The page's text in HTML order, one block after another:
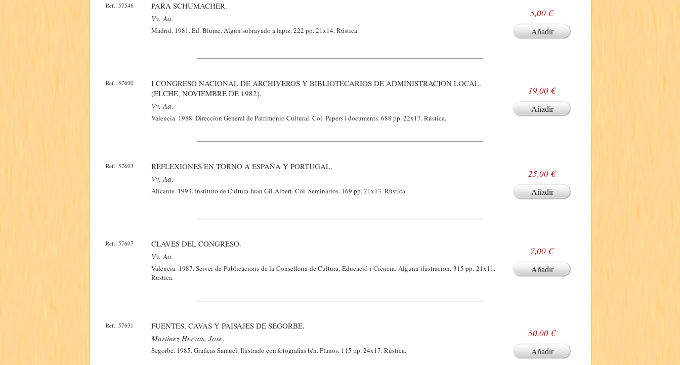
Ref.: 57546
PARA SCHUMACHER.
Vv. Aa.
Madrid. 1981. Ed. Blume. Algun subrayado a lapiz. 222 pp. 21x14. Rústica.
5,00 €
Añadir
Ref.: 57600
I CONGRESO NACIONAL DE ARCHIVEROS Y BIBLIOTECARIOS DE ADMINISTRACION LOCAL.
(ELCHE, NOVIEMBRE DE 1982).
Vv. Aa.
Valencia. 1988. Direccion General de Patrimonio Cultural. Col. Papers i documents. 688 pp. 22x17. Rústica.
19,00 €
Añadir
Ref.: 57603
REFLEXIONES EN TORNO A ESPAÑA Y PORTUGAL.
Vv. Aa.
Alicante. 1993. Instituto de Cultura Juan Gil-Albert. Col. Seminarios. 169 pp. 21x13. Rústica.
25,00 €
Añadir
Ref.: 57607
CLAVES DEL CONGRESO.
Vv. Aa.
Valencia. 1987. Servei de Publicacions de la Conselleria de Cultura, Educació i Ciència. Alguna ilustracion. 315 pp. 21x11.
Rústica.
7,00 €
Añadir
Ref.: 57631
FUENTES, CAVAS Y PAISAJES DE SEGORBE.
Martinez Hervas, Jose.
Segorbe. 1985. Graficas Samuel. Ilustrado con fotografias b/n. Planos. 115 pp. 24x17. Rústica.
50,00 €
Añadir